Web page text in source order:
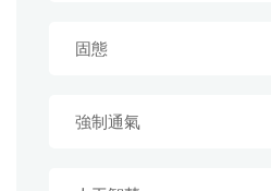
固態
強制通氣